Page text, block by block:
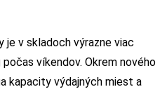
je v skladoch výrazne viac
víkendov. Okrem nového
kapacity výdajných miest a